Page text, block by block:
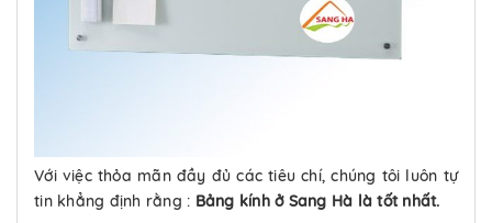
Với việc thỏa mãn đầy đủ các tiêu chí, chúng tôi luôn tự
tin khẳng định rằng : Bảng kính ở Sang Hà là tốt nhất.